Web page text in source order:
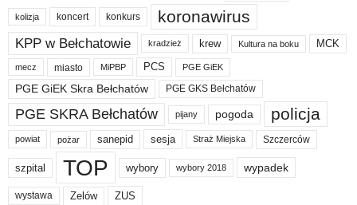
kolizja koncert konkurs koronawirus
KPP w Bełchatowie kradzież krew Kultura na boku MCK
mecz miasto MiPBP PCS PGE GiEK
PGE GiEK Skra Bełchatów PGE GKS Bełchatów
PGE SKRA Bełchatów pijany pogoda policja
powiat pożar sanepid sesja Straż Miejska Szczerców
szpital TOP wybory wybory 2018 wypadek
wystawa Zelów ZUS